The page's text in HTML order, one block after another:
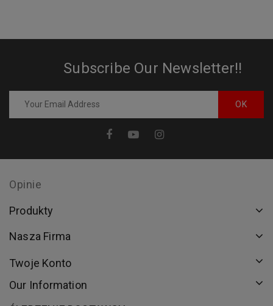
Subscribe Our Newsletter!!
Opinie
Produkty
Nasza Firma
Twoje Konto
Our Information